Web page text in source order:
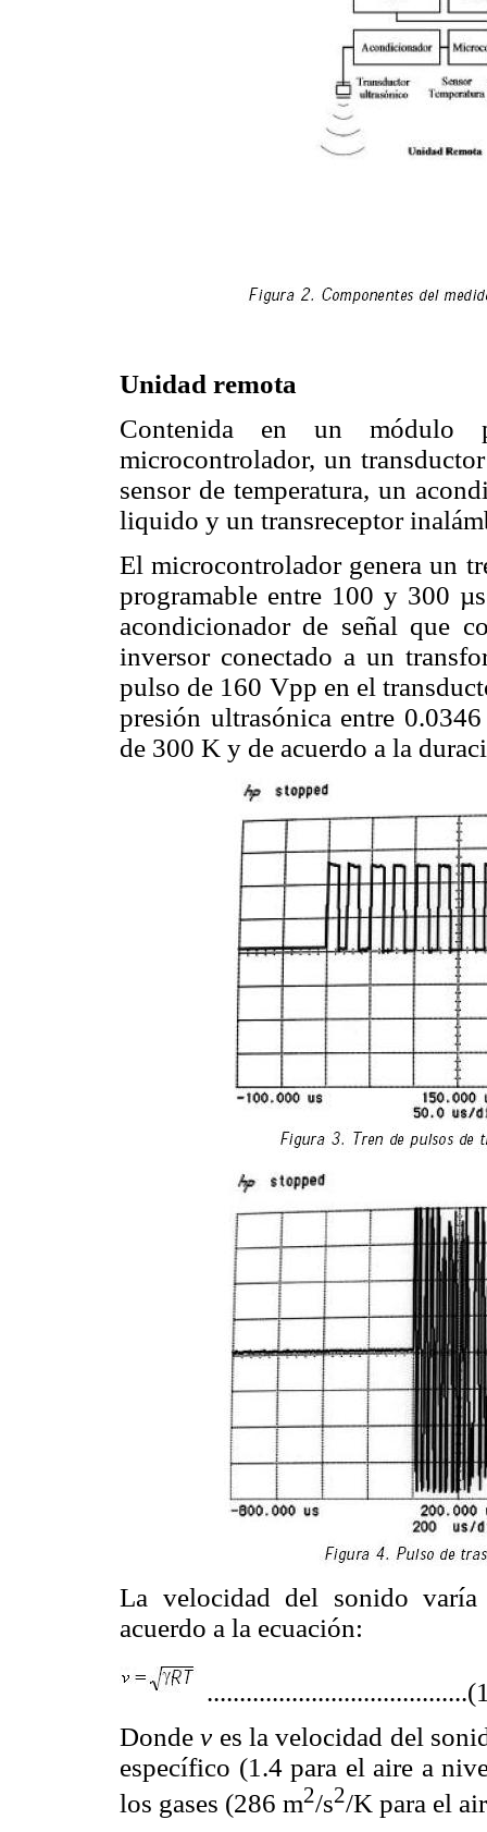
Unidad remota
Contenida en un módulo
microcontrolador, un
sensor de temperatura, un
liquido y un transreceptor
El microcontrolador genera un
programable entre 100 y 300
acondicionador de señal que
inversor conectado a un
pulso de 160 Vpp en el
presión ultrasónica entre
de 300 K y de acuerdo a la
La velocidad del sonido
acuerdo a la ecuación:
Dondev es la velocidad del
específico (1.4 para el aire a
los gases (286 m2/s2/K para el